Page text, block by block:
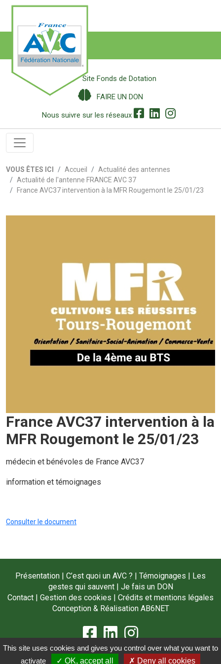
Site Fonds de Dotation
FAIRE UN DON
Nous suivre sur les réseaux
VOUS ÊTES ICI Accueil
Actualité des antennes
Actualité de l'antenne FRANCE AVC 37
France AVC37 intervention à la MFR Rougemont le 25/01/23
France AVC37 intervention à la
MFR Rougemont le 25/01/23
médecin et bénévoles de France AVC37
information et témoignages
Consulter le document
Présentation | C’est quoi un AVC ? | Témoignages | Les
gestes qui sauvent| Je fais un DON
Contact | Gestion des cookies | Crédits et mentions légales
Conception & Réalisation AB6NET
©Copyright 2021 Fédération Nationale France-AVC - Tous droits réservés
This site uses cookies and gives you control over what you want to
activate
✓ OK, accept all ✗ Deny all cookies